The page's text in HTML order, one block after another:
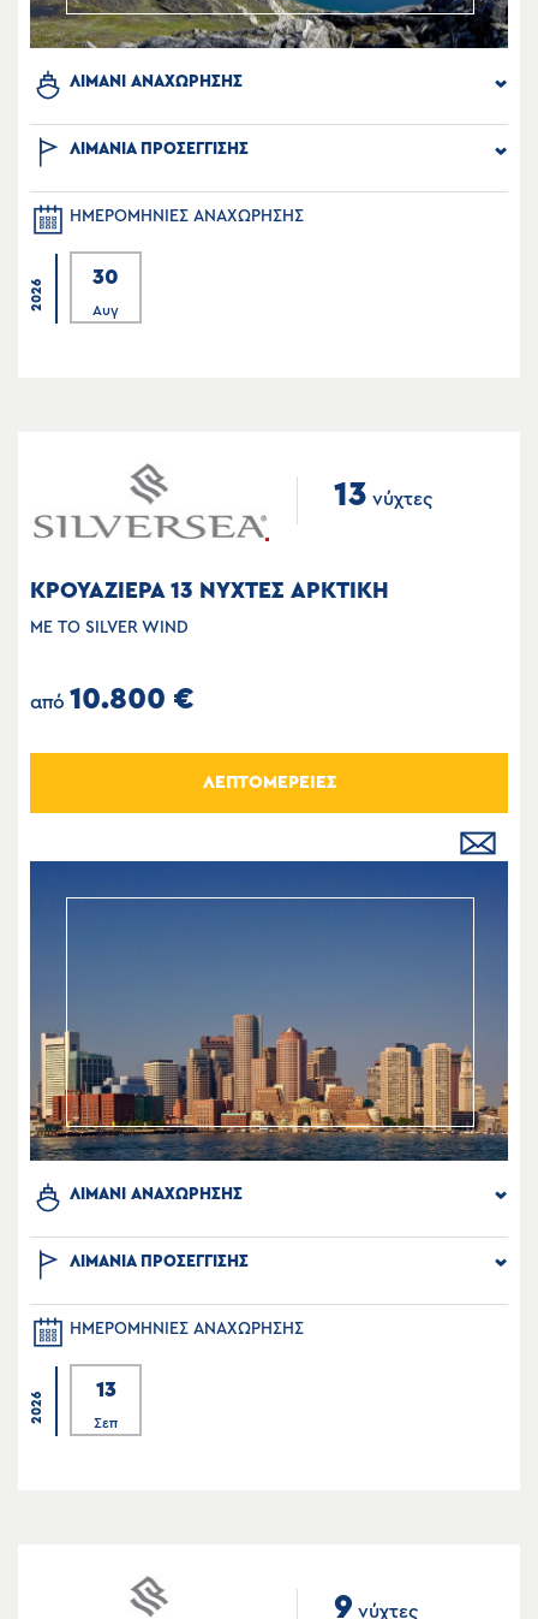
ΛΙΜΑΝΙ ΑΝΑΧΩΡΗΣΗΣ
ΛΙΜΑΝΙΑ ΠΡΟΣΕΓΓΙΣΗΣ
ΗΜΕΡΟΜΗΝΙΕΣ ΑΝΑΧΩΡΗΣΗΣ
2026
30
Αυγ
13 νύχτες
ΚΡΟΥΑΖΙΕΡΑ 13 ΝΥΧΤΕΣ ΑΡΚΤΙΚΗ
ΜΕ ΤΟ SILVER WIND
από 10.800 €
ΛΕΠΤΟΜΕΡΕΙΕΣ
ΛΙΜΑΝΙ ΑΝΑΧΩΡΗΣΗΣ
ΛΙΜΑΝΙΑ ΠΡΟΣΕΓΓΙΣΗΣ
ΗΜΕΡΟΜΗΝΙΕΣ ΑΝΑΧΩΡΗΣΗΣ
2026
13
Σεπ
9 νύχτες